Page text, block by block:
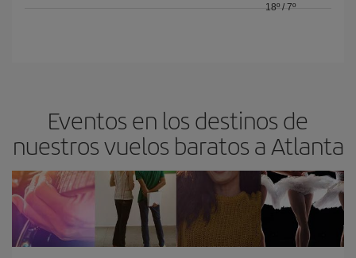
18º/ 7º
Eventos en los destinos de
nuestros vuelos baratos a Atlanta